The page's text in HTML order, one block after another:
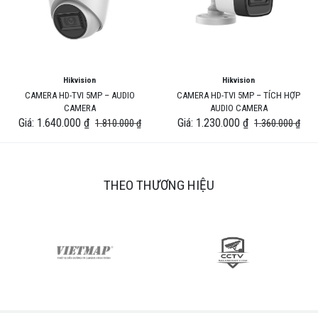
Hikvision
CAMERA HD-TVI 5MP – AUDIO
CAMERA
Giá: 1.640.000 ₫ 1.810.000 ₫
Hikvision
CAMERA HD-TVI 5MP – TÍCH HỢP
AUDIO CAMERA
Giá: 1.230.000 ₫ 1.360.000 ₫
THEO THƯƠNG HIỆU